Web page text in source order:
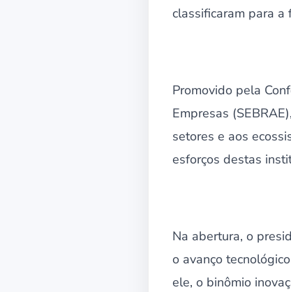
classificaram para a
Promovido pela
Empresas
setores e aos
esforços destas
Na abertura, o
o avanço
ele, o binômio